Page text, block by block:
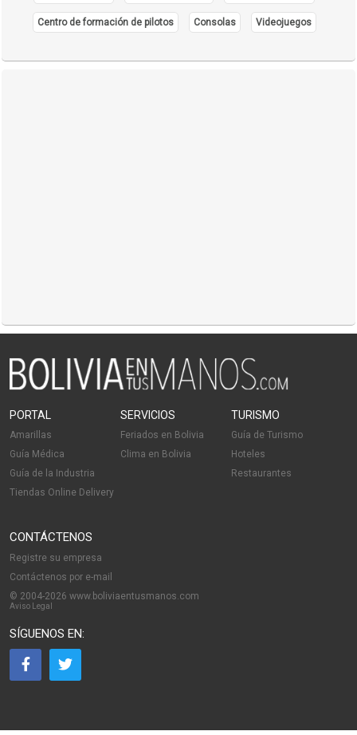
Centro de formación de pilotos Consolas Videojuegos
PORTAL
Amarillas
Guía Médica
Guía de la Industria
Tiendas Online Delivery
SERVICIOS
Feriados en Bolivia
Clima en Bolivia
TURISMO
Guía de Turismo
Hoteles
Restaurantes
CONTÁCTENOS
Registre su empresa
Contáctenos por e-mail
© 2004-2026 www.boliviaentusmanos.com
Aviso Legal
SÍGUENOS EN: